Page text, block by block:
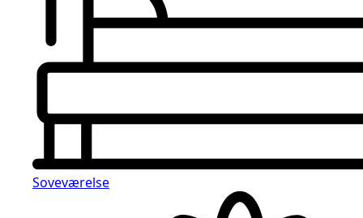
Soveværelse